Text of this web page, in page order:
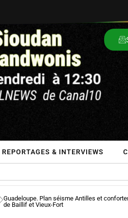
REPORTAGES & INTERVIEWS
Guadeloupe. Plan séisme Antilles et
de Baillif et Vieux-Fort